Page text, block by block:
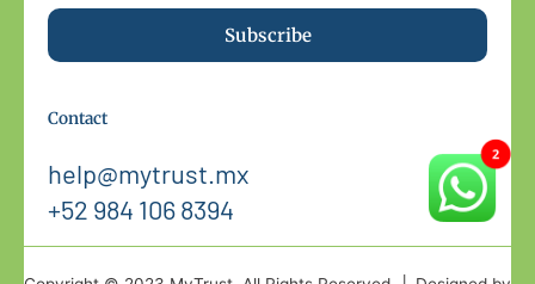
Subscribe
Contact
help@mytrust.mx
+52 984 106 8394